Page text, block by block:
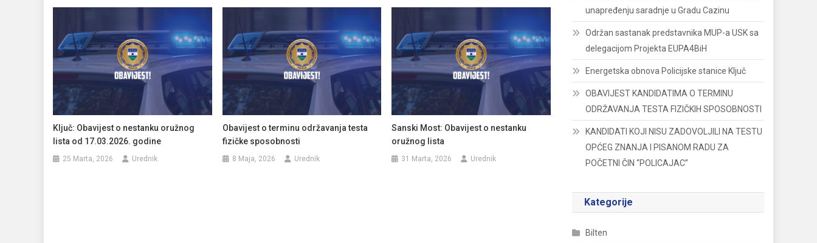
Ključ: Obavijest o nestanku oružnog
lista od 17.03.2026. godine
25 Marta, 2026 Urednik
Obavijest o terminu održavanja testa
fizičke sposobnosti
8 Maja, 2026 Urednik
Sanski Most: Obavijest o nestanku
oružnog lista
31 Marta, 2026 Urednik
unapređenju saradnje u Gradu Cazinu
Održan sastanak predstavnika MUP-a USK sa
delegacijom Projekta EUPA4BiH
Energetska obnova Policijske stanice Ključ
OBAVIJEST KANDIDATIMA O TERMINU
ODRŽAVANJA TESTA FIZIČKIH SPOSOBNOSTI
KANDIDATI KOJI NISU ZADOVOLJILI NA TESTU
OPĆEG ZNANJA I PISANOM RADU ZA
POČETNI ČIN “POLICAJAC”
Kategorije
Bilten